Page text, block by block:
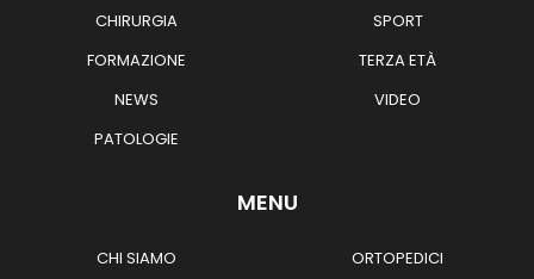
CHIRURGIA
FORMAZIONE
NEWS
PATOLOGIE
SPORT
TERZA ETÀ
VIDEO
MENU
CHI SIAMO ORTOPEDICI